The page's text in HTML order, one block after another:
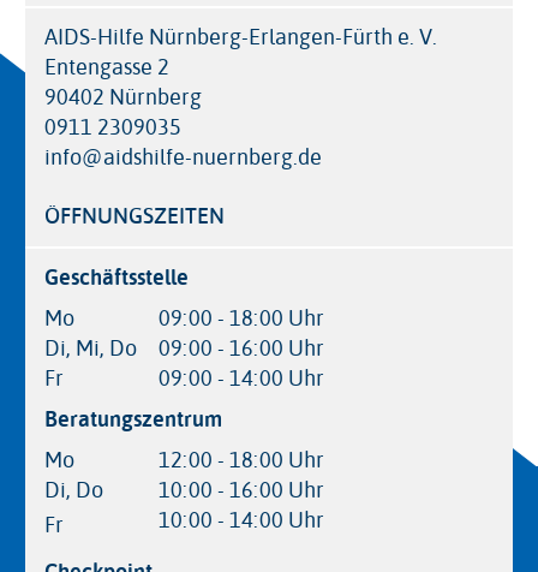
AIDS-Hilfe Nürnberg-Erlangen-Fürth e. V.
Entengasse 2
90402 Nürnberg
0911 2309035
info@aidshilfe-nuernberg.de
ÖFFNUNGSZEITEN
Geschäftsstelle
Mo
09:00 - 18:00 Uhr
Di, Mi, Do
09:00 - 16:00 Uhr
Fr
09:00 - 14:00 Uhr
Beratungszentrum
Mo
12:00 - 18:00 Uhr
Di, Do
10:00 - 16:00 Uhr
Fr
10:00 - 14:00 Uhr